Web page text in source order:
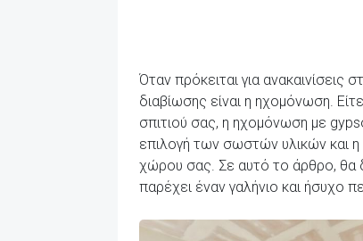
Όταν πρόκειται για
διαβίωσης είναι η ηχομόνωση.
σπιτιού σας, η ηχομόνωση με
επιλογή των σωστών υλικών και η
χώρου σας. Σε αυτό το άρθρο, θα
παρέχει έναν γαλήνιο και ήσυχο